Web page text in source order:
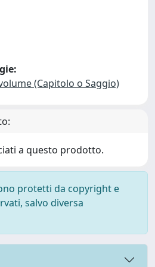
(Capitolo o Saggio)
a questo prodotto.
protetti da copyright e
salvo diversa